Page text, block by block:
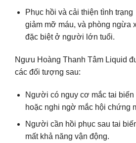
Phục hồi và cải thiện tình
giảm mỡ máu, và phòng ngừa
đặc biệt ở người lớn tuổi.
Ngưu Hoàng Thanh Tâm Liquid
các đối tượng sau:
Người có nguy cơ mắc tai biến
hoặc nghi ngờ mắc hội chứng
Người cần hồi phục sau tai
mất khả năng vận động.